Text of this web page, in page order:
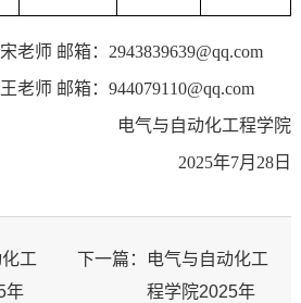
老师 邮箱： 2943839639@qq.com
老师 邮箱：944079110@qq.com
电气与自动化工程学院
2025年7月28日
工
年
下一篇：
电气与自动化工
程学院2025年